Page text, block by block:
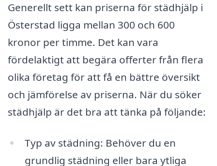
Generellt sett kan priserna för städhjälp i
Österstad ligga mellan 300 och 600
kronor per timme. Det kan vara
fördelaktigt att begära offerter från flera
olika företag för att få en bättre översikt
och jämförelse av priserna. När du söker
städhjälp är det bra att tänka på följande:
Typ av städning: Behöver du en
grundlig städning eller bara ytliga